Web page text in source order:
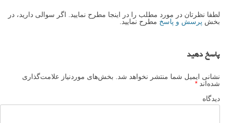
لطفا نظرتان در مورد مطلب را در اینجا مطرح نمایید. اگر سوالی دارید، در
بخش پرسش و پاسخ مطرح نمایید.
پاسخ دهید
نشانی ایمیل شما منتشر نخواهد شد. بخش‌های موردنیاز علامت‌گذاری
شده‌اند *
دیدگاه